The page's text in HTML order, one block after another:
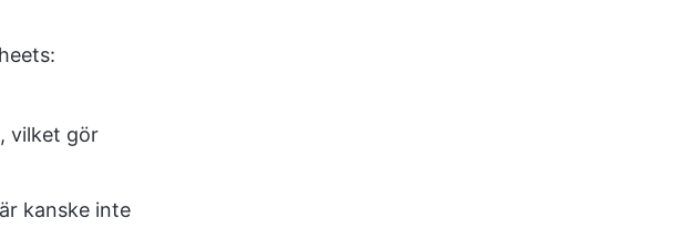
vilket gör
kanske inte